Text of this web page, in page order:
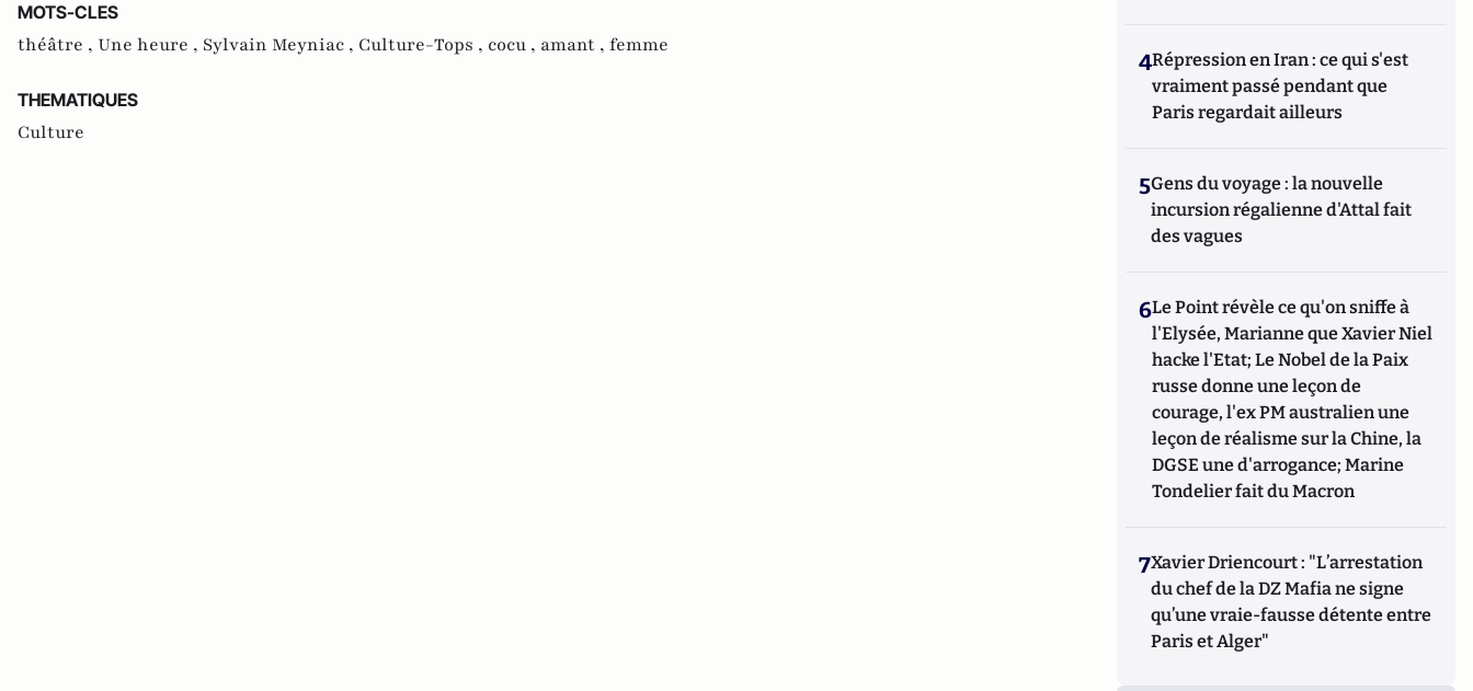
MOTS-CLES
théâtre , Une heure , Sylvain Meyniac , Culture-Tops , cocu , amant , femme
THEMATIQUES
Culture
4Répression en Iran : ce qui s'est
vraiment passé pendant que
Paris regardait ailleurs
5Gens du voyage : la nouvelle
incursion régalienne d'Attal fait
des vagues
6Le Point révèle ce qu'on sniffe à
l'Elysée, Marianne que Xavier Niel
hacke l'Etat; Le Nobel de la Paix
russe donne une leçon de
courage, l'ex PM australien une
leçon de réalisme sur la Chine, la
DGSE une d'arrogance; Marine
Tondelier fait du Macron
7Xavier Driencourt : "L’arrestation
du chef de la DZ Mafia ne signe
qu’une vraie-fausse détente entre
Paris et Alger"